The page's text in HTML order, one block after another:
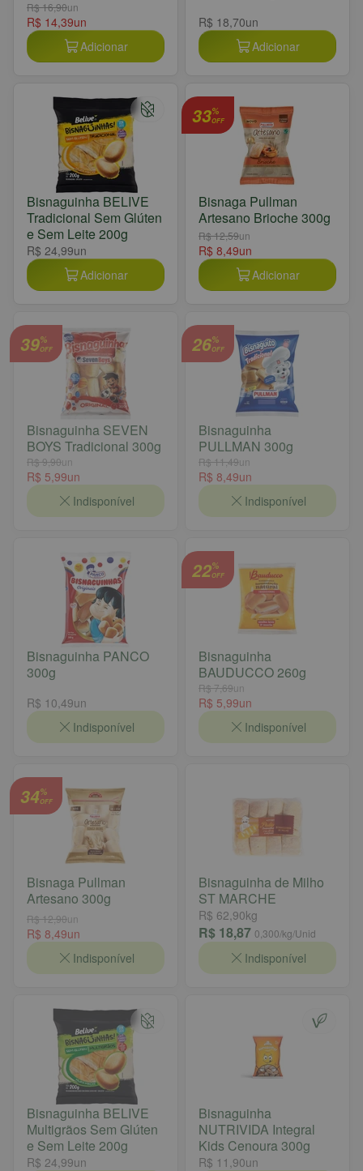
R$ 16,90un
R$ 14,39un
Adicionar
R$ 18,70un
Adicionar
Bisnaguinha BELIVE
Tradicional Sem Glúten
e Sem Leite 200g
R$ 24,99un
Adicionar
33%
OFF
Bisnaga Pullman
Artesano Brioche 300g
R$ 12,59un
R$ 8,49un
Adicionar
39%
OFF
Bisnaguinha SEVEN
BOYS Tradicional 300g
R$ 9,90un
R$ 5,99un
Indisponível
26%
OFF
Bisnaguinha
PULLMAN 300g
R$ 11,49un
R$ 8,49un
Indisponível
Bisnaguinha PANCO
300g
R$ 10,49un
Indisponível
22%
OFF
Bisnaguinha
BAUDUCCO 260g
R$ 7,69un
R$ 5,99un
Indisponível
34%
OFF
Bisnaga Pullman
Artesano 300g
R$ 12,90un
R$ 8,49un
Indisponível
Bisnaguinha de Milho
ST MARCHE
R$ 62,90kg
R$ 18,87 0,300/kg/Unid
Indisponível
Bisnaguinha BELIVE
Multigrãos Sem Glúten
e Sem Leite 200g
R$ 24,99un
Bisnaguinha
NUTRIVIDA Integral
Kids Cenoura 300g
R$ 11,90un